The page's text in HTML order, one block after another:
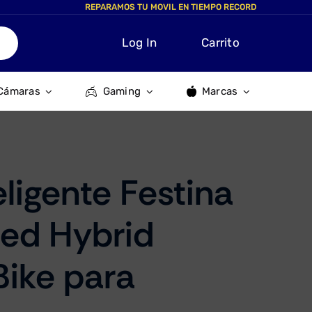
REPARAMOS TU MOVIL EN TIEMPO RECORD
Log In Carrito
Gaming Marcas
Festina
Hybrid
para